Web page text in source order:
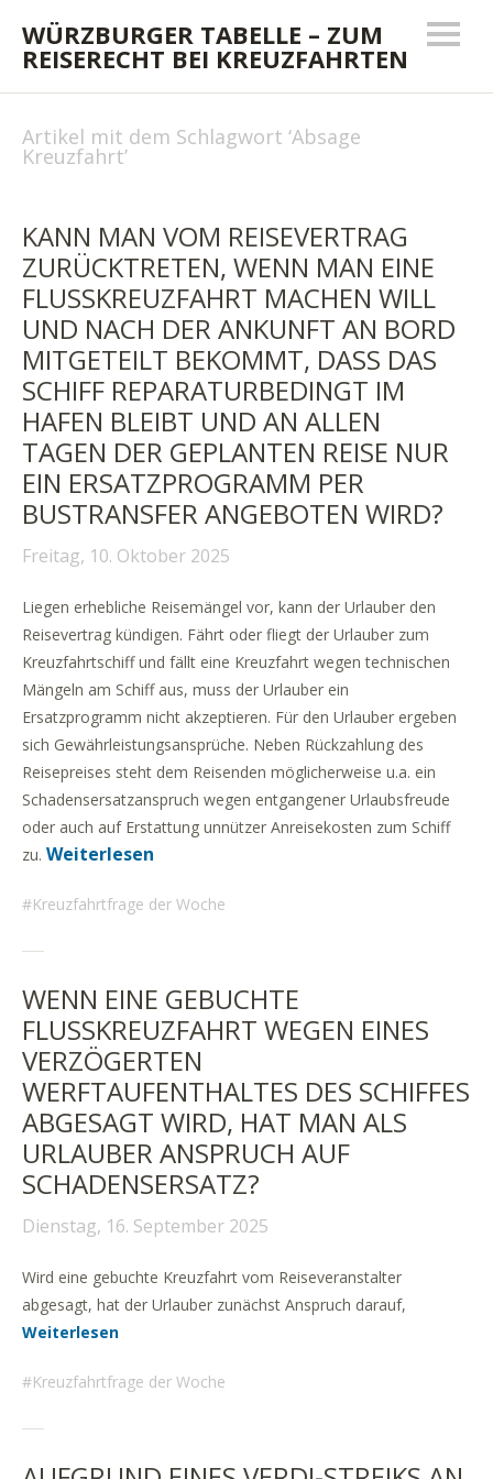
WÜRZBURGER TABELLE – ZUM
REISERECHT BEI KREUZFAHRTEN
Artikel mit dem Schlagwort ‘Absage
Kreuzfahrt’
KANN MAN VOM REISEVERTRAG
ZURÜCKTRETEN, WENN MAN EINE
FLUSSKREUZFAHRT MACHEN WILL
UND NACH DER ANKUNFT AN BORD
MITGETEILT BEKOMMT, DASS DAS
SCHIFF REPARATURBEDINGT IM
HAFEN BLEIBT UND AN ALLEN
TAGEN DER GEPLANTEN REISE NUR
EIN ERSATZPROGRAMM PER
BUSTRANSFER ANGEBOTEN WIRD?
Freitag, 10. Oktober 2025
Liegen erhebliche Reisemängel vor, kann der Urlauber den
Reisevertrag kündigen. Fährt oder fliegt der Urlauber zum
Kreuzfahrtschiff und fällt eine Kreuzfahrt wegen technischen
Mängeln am Schiff aus, muss der Urlauber ein
Ersatzprogramm nicht akzeptieren. Für den Urlauber ergeben
sich Gewährleistungsansprüche. Neben Rückzahlung des
Reisepreises steht dem Reisenden möglicherweise u.a. ein
Schadensersatzanspruch wegen entgangener Urlaubsfreude
oder auch auf Erstattung unnützer Anreisekosten zum Schiff
zu. Weiterlesen
Kreuzfahrtfrage der Woche
WENN EINE GEBUCHTE
FLUSSKREUZFAHRT WEGEN EINES
VERZÖGERTEN
WERFTAUFENTHALTES DES SCHIFFES
ABGESAGT WIRD, HAT MAN ALS
URLAUBER ANSPRUCH AUF
SCHADENSERSATZ?
Dienstag, 16. September 2025
Wird eine gebuchte Kreuzfahrt vom Reiseveranstalter
abgesagt, hat der Urlauber zunächst Anspruch darauf,
Weiterlesen
Kreuzfahrtfrage der Woche